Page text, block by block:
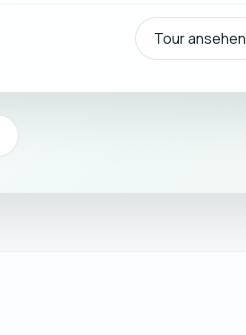
Tour ansehen